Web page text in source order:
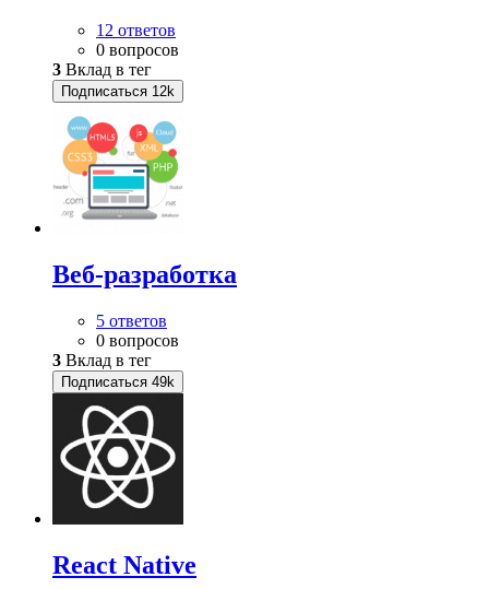
12 ответов
0 вопросов
3 Вклад в тег
Подписаться 12k
Веб-разработка
5 ответов
0 вопросов
3 Вклад в тег
Подписаться 49k
React Native